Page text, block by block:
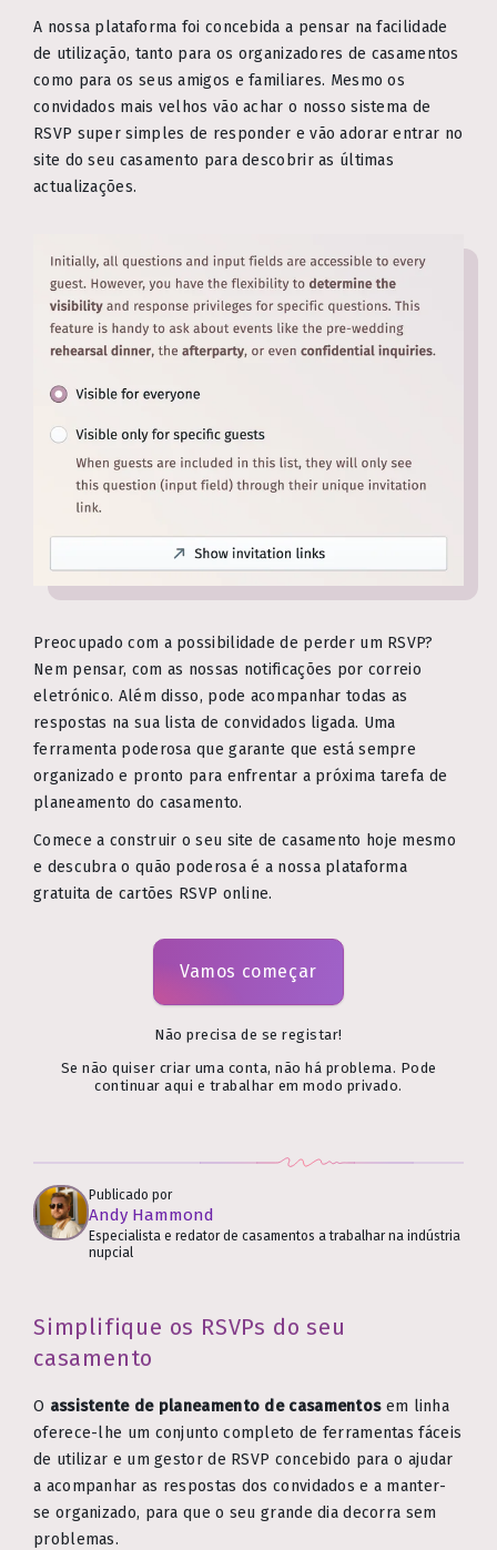
A nossa plataforma foi concebida a pensar na facilidade
de utilização, tanto para os organizadores de casamentos
como para os seus amigos e familiares. Mesmo os
convidados mais velhos vão achar o nosso sistema de
RSVP super simples de responder e vão adorar entrar no
site do seu casamento para descobrir as últimas
actualizações.
Preocupado com a possibilidade de perder um RSVP?
Nem pensar, com as nossas notificações por correio
eletrónico. Além disso, pode acompanhar todas as
respostas na sua lista de convidados ligada. Uma
ferramenta poderosa que garante que está sempre
organizado e pronto para enfrentar a próxima tarefa de
planeamento do casamento.
Comece a construir o seu site de casamento hoje mesmo
e descubra o quão poderosa é a nossa plataforma
gratuita de cartões RSVP online.
Vamos começar
Não precisa de se registar!
Se não quiser criar uma conta, não há problema. Pode
continuar aqui e trabalhar em modo privado.
Publicado por
Andy Hammond
Especialista e redator de casamentos a trabalhar na indústria
nupcial
Simplifique os RSVPs do seu
casamento
O assistente de planeamento de casamentosem linha
oferece-lhe um conjunto completo de ferramentas fáceis
de utilizar e um gestor de RSVP concebido para o ajudar
a acompanhar as respostas dos convidados e a manter-
se organizado, para que o seu grande dia decorra sem
problemas.